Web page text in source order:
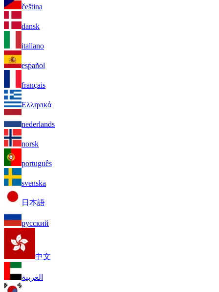
čeština
dansk
italiano
español
français
Ελληνικά
nederlands
norsk
português
svenska
日本語
русский
中文
العربية